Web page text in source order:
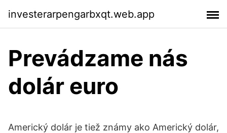
investerarpengarbxqt.web.app
Prevádzame nás
dolár euro
Americký dolár je tiež známy ako Americký dolár,